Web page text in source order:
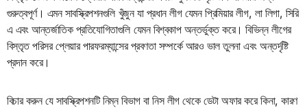
গুরুত্বপূর্ণ। এমন সাবস্ক্রিপশনগুলি খুঁজুন যা প্রধান লীগ যেমন প্রিমিয়ার লীগ, লা লিগা, সিরি
এ এবং আন্তর্জাতিক প্রতিযোগিতাগুলি যেমন বিশ্বকাপ অন্তর্ভুক্ত করে। বিভিন্ন লীগের
বিস্তৃত পরিসর প্লেয়ার পারফরম্যান্সের প্রবণতা সম্পর্কে আরও ভাল তুলনা এবং অন্তর্দৃষ্টি
প্রদান করে।
বিচার করুন যে সাবস্ক্রিপশনটি নিম্ন বিভাগ বা নিস লীগ থেকে ডেটা অফার করে কিনা, কারণ